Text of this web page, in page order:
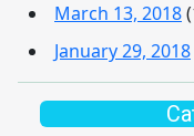
March 13, 2018
January 29, 2018